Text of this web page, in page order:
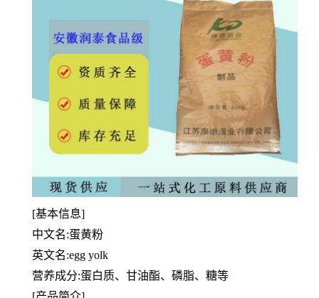
[基本信息]
中文名:蛋黄粉
英文名:egg yolk
营养成分:蛋白质、甘油酯、磷脂、糖等